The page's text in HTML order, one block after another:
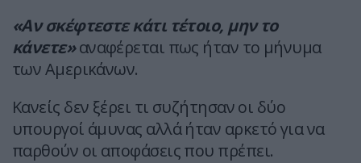
«Αν σκέφτεστε κάτι τέτοιο, μην το
κάνετε»αναφέρεται πως ήταν το μήνυμα
των Αμερικάνων.
Κανείς δεν ξέρει τι συζήτησαν οι δύο
υπουργοί άμυνας αλλά ήταν αρκετό για να
παρθούν οι αποφάσεις που πρέπει.